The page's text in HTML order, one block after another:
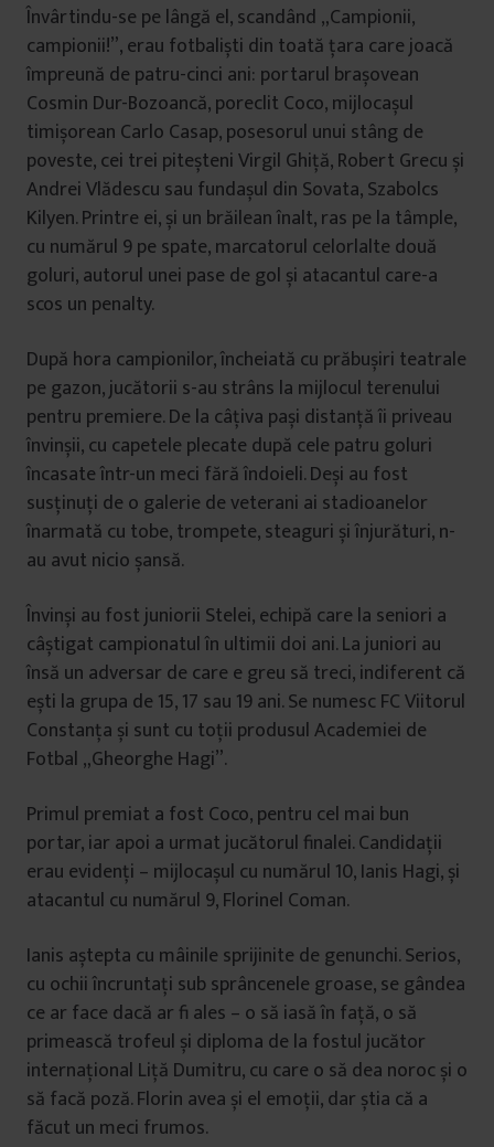
Învârtindu-se pe lângă el, scandând „Campionii,
campionii!”, erau fotbaliști din toată țara care joacă
împreună de patru-cinci ani: portarul brașovean
Cosmin Dur-Bozoancă, poreclit Coco, mijlocașul
timișorean Carlo Casap, posesorul unui stâng de
poveste, cei trei piteșteni Virgil Ghiță, Robert Grecu și
Andrei Vlădescu sau fundașul din Sovata, Szabolcs
Kilyen. Printre ei, și un brăilean înalt, ras pe la tâmple,
cu numărul 9 pe spate, marcatorul celorlalte două
goluri, autorul unei pase de gol și atacantul care-a
scos un penalty.
După hora campionilor, încheiată cu prăbușiri teatrale
pe gazon, jucătorii s-au strâns la mijlocul terenului
pentru premiere. De la câțiva pași distanță îi priveau
învinșii, cu capetele plecate după cele patru goluri
încasate într-un meci fără îndoieli. Deși au fost
susținuți de o galerie de veterani ai stadioanelor
înarmată cu tobe, trompete, steaguri și înjurături, n-
au avut nicio șansă.
Învinși au fost juniorii Stelei, echipă care la seniori a
câștigat campionatul în ultimii doi ani. La juniori au
însă un adversar de care e greu să treci, indiferent că
ești la grupa de 15, 17 sau 19 ani. Se numesc FC Viitorul
Constanța și sunt cu toții produsul Academiei de
Fotbal „Gheorghe Hagi”.
Primul premiat a fost Coco, pentru cel mai bun
portar, iar apoi a urmat jucătorul finalei. Candidații
erau evidenți – mijlocașul cu numărul 10, Ianis Hagi, și
atacantul cu numărul 9, Florinel Coman.
Ianis aștepta cu mâinile sprijinite de genunchi. Serios,
cu ochii încruntați sub sprâncenele groase, se gândea
ce ar face dacă ar fi ales – o să iasă în față, o să
primească trofeul și diploma de la fostul jucător
internațional Liță Dumitru, cu care o să dea noroc și o
să facă poză. Florin avea și el emoții, dar știa că a
făcut un meci frumos.